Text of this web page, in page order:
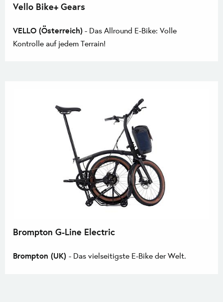
Vello Bike+ Gears
VELLO (Österreich)- Das Allround E-Bike: Volle
Kontrolle auf jedem Terrain!
Brompton G-Line Electric
Brompton (UK) - Das vielseitigste E-Bike der Welt.